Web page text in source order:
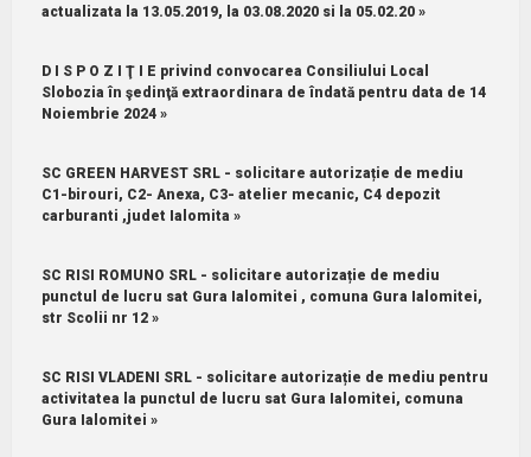
actualizata la 13.05.2019, la 03.08.2020 si la 05.02.20 »
D I S P O Z I Ţ I E privind convocarea Consiliului Local
Slobozia în şedinţă extraordinara de îndată pentru data de 14
Noiembrie 2024 »
SC GREEN HARVEST SRL - solicitare autorizație de mediu
C1-birouri, C2- Anexa, C3- atelier mecanic, C4 depozit
carburanti ,judet Ialomita »
SC RISI ROMUNO SRL - solicitare autorizație de mediu
punctul de lucru sat Gura Ialomitei , comuna Gura Ialomitei,
str Scolii nr 12 »
SC RISI VLADENI SRL - solicitare autorizație de mediu pentru
activitatea la punctul de lucru sat Gura Ialomitei, comuna
Gura Ialomitei »